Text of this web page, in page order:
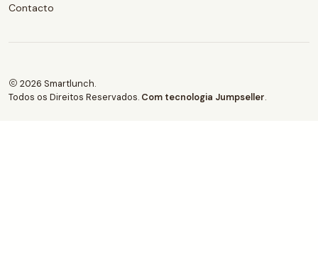
Contacto
2026 Smartlunch.
Todos os Direitos Reservados. Com tecnologia Jumpseller.